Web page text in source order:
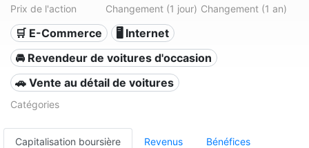
Prix de l'action Changement (1 jour) Changement (1 an)
🛒 E-Commerce
🖥️ Internet
🚘 Revendeur de voitures d'occasion
🚗 Vente au détail de voitures
Catégories
Capitalisation boursière Revenus Bénéfices